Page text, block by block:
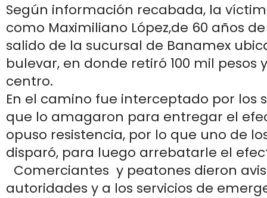
Según información recabada, la
como Maximiliano López,de 60 años
salido de la sucursal de Banamex
bulevar, en donde retiró 100 mil pesos
centro.
En el camino fue interceptado por los
que lo amagaron para entregar el
opuso resistencia, por lo que uno de
disparó, para luego arrebatarle el
Comerciantes y peatones dieron
autoridades y a los servicios de